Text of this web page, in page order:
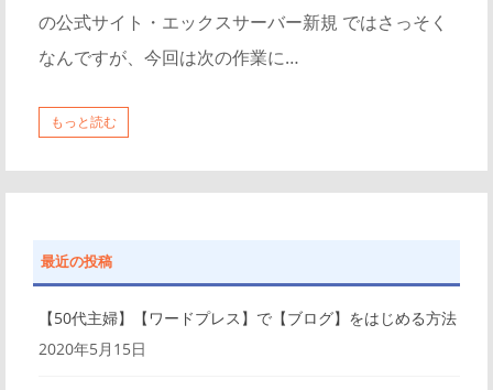
の公式サイト・エックスサーバー新規 ではさっそく
なんですが、今回は次の作業に…
もっと読む
最近の投稿
【50代主婦】【ワードプレス】で【ブログ】をはじめる方法
2020年5月15日